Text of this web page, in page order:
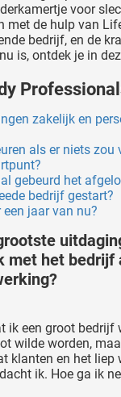
voor
met de hulp van
bedrijf, en de
is, ontdek je in
zakelijk en
als er niets zou
gebeurd het
bedrijf gestart?
jaar van nu?
met het bedrijf
ik een groot bedrijf
wilde worden,
klanten en het liep
ik. Hoe ga ik